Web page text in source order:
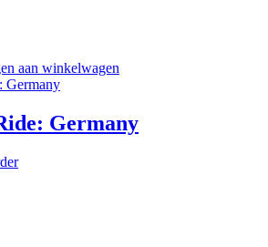
aan winkelwagen
Germany